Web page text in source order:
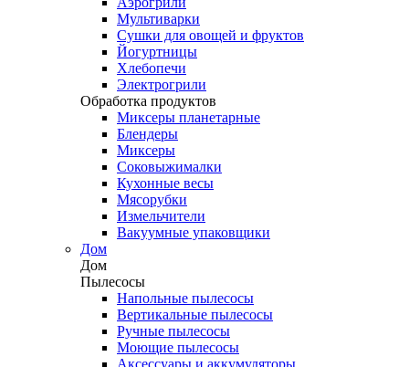
Мультиварки
Сушки для овощей и фруктов
Йогуртницы
Хлебопечи
Электрогрили
Обработка продуктов
Миксеры планетарные
Блендеры
Миксеры
Соковыжималки
Кухонные весы
Мясорубки
Измельчители
Вакуумные упаковщики
Дом
Дом
Пылесосы
Напольные пылесосы
Вертикальные пылесосы
Ручные пылесосы
Моющие пылесосы
Аксессуары и аккумуляторы